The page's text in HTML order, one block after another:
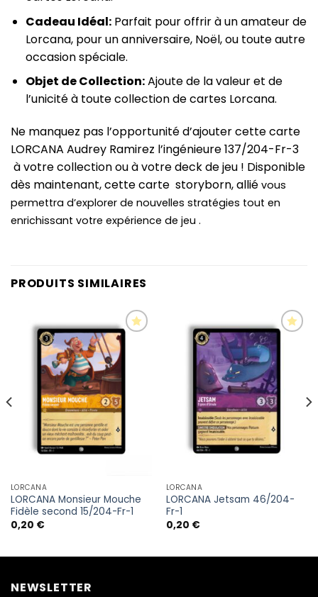
Cadeau Idéal:Parfait pour offrir à un amateur de
Lorcana, pour un anniversaire, Noël, ou toute autre
occasion spéciale.
Objet de Collection:Ajoute de la valeur et de
l’unicité à toute collection de cartes Lorcana.
Ne manquez pas l’opportunité d’ajouter cette carte
LORCANA Audrey Ramirez l’ingénieure 137/204-Fr-3
à votre collection ou à votre deck de jeu ! Disponible
dès maintenant, cette carte storyborn, allié vous
permettra d’explorer de nouvelles stratégies tout en
enrichissant votre expérience de jeu .
PRODUITS SIMILAIRES
LORCANA
LORCANA Monsieur Mouche
Fidèle second 15/204-Fr-1
0,20 €
LORCANA
LORCANA Jetsam 46/204-
Fr-1
0,20 €
NEWSLETTER